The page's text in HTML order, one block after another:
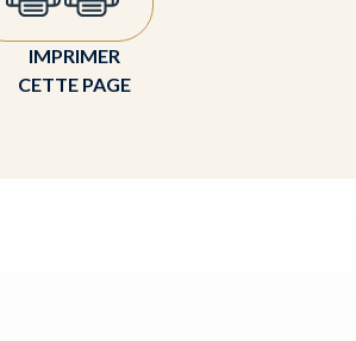
IMPRIMER
CETTE PAGE